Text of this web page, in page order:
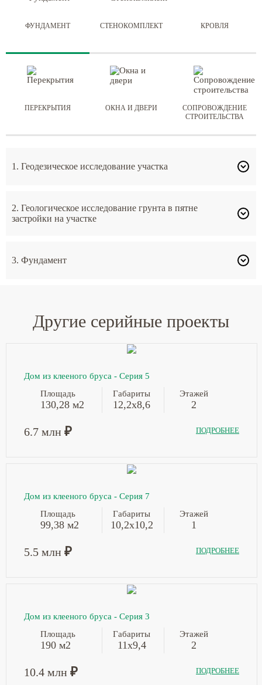
ФУНДАМЕНТ СТЕНОКОМПЛЕКТ КРОВЛЯ
ПЕРЕКРЫТИЯ ОКНА И ДВЕРИ
СОПРОВОЖДЕНИЕ
СТРОИТЕЛЬСТВА
1. Геодезическое исследование участка
2. Геологическое исследование грунта в пятне
застройки на участке
3. Фундамент
Другие серийные проекты
Дом из клееного бруса - Серия 5
Площадь
130,28 м2
Габариты
12,2х8,6
Этажей
2
6.7 млн ₽ ПОДРОБНЕЕ
Дом из клееного бруса - Серия 7
Площадь
99,38 м2
Габариты
10,2x10,2
Этажей
1
5.5 млн ₽ ПОДРОБНЕЕ
Дом из клееного бруса - Серия 3
Площадь
190 м2
Габариты
11х9,4
Этажей
2
10.4 млн ₽ ПОДРОБНЕЕ